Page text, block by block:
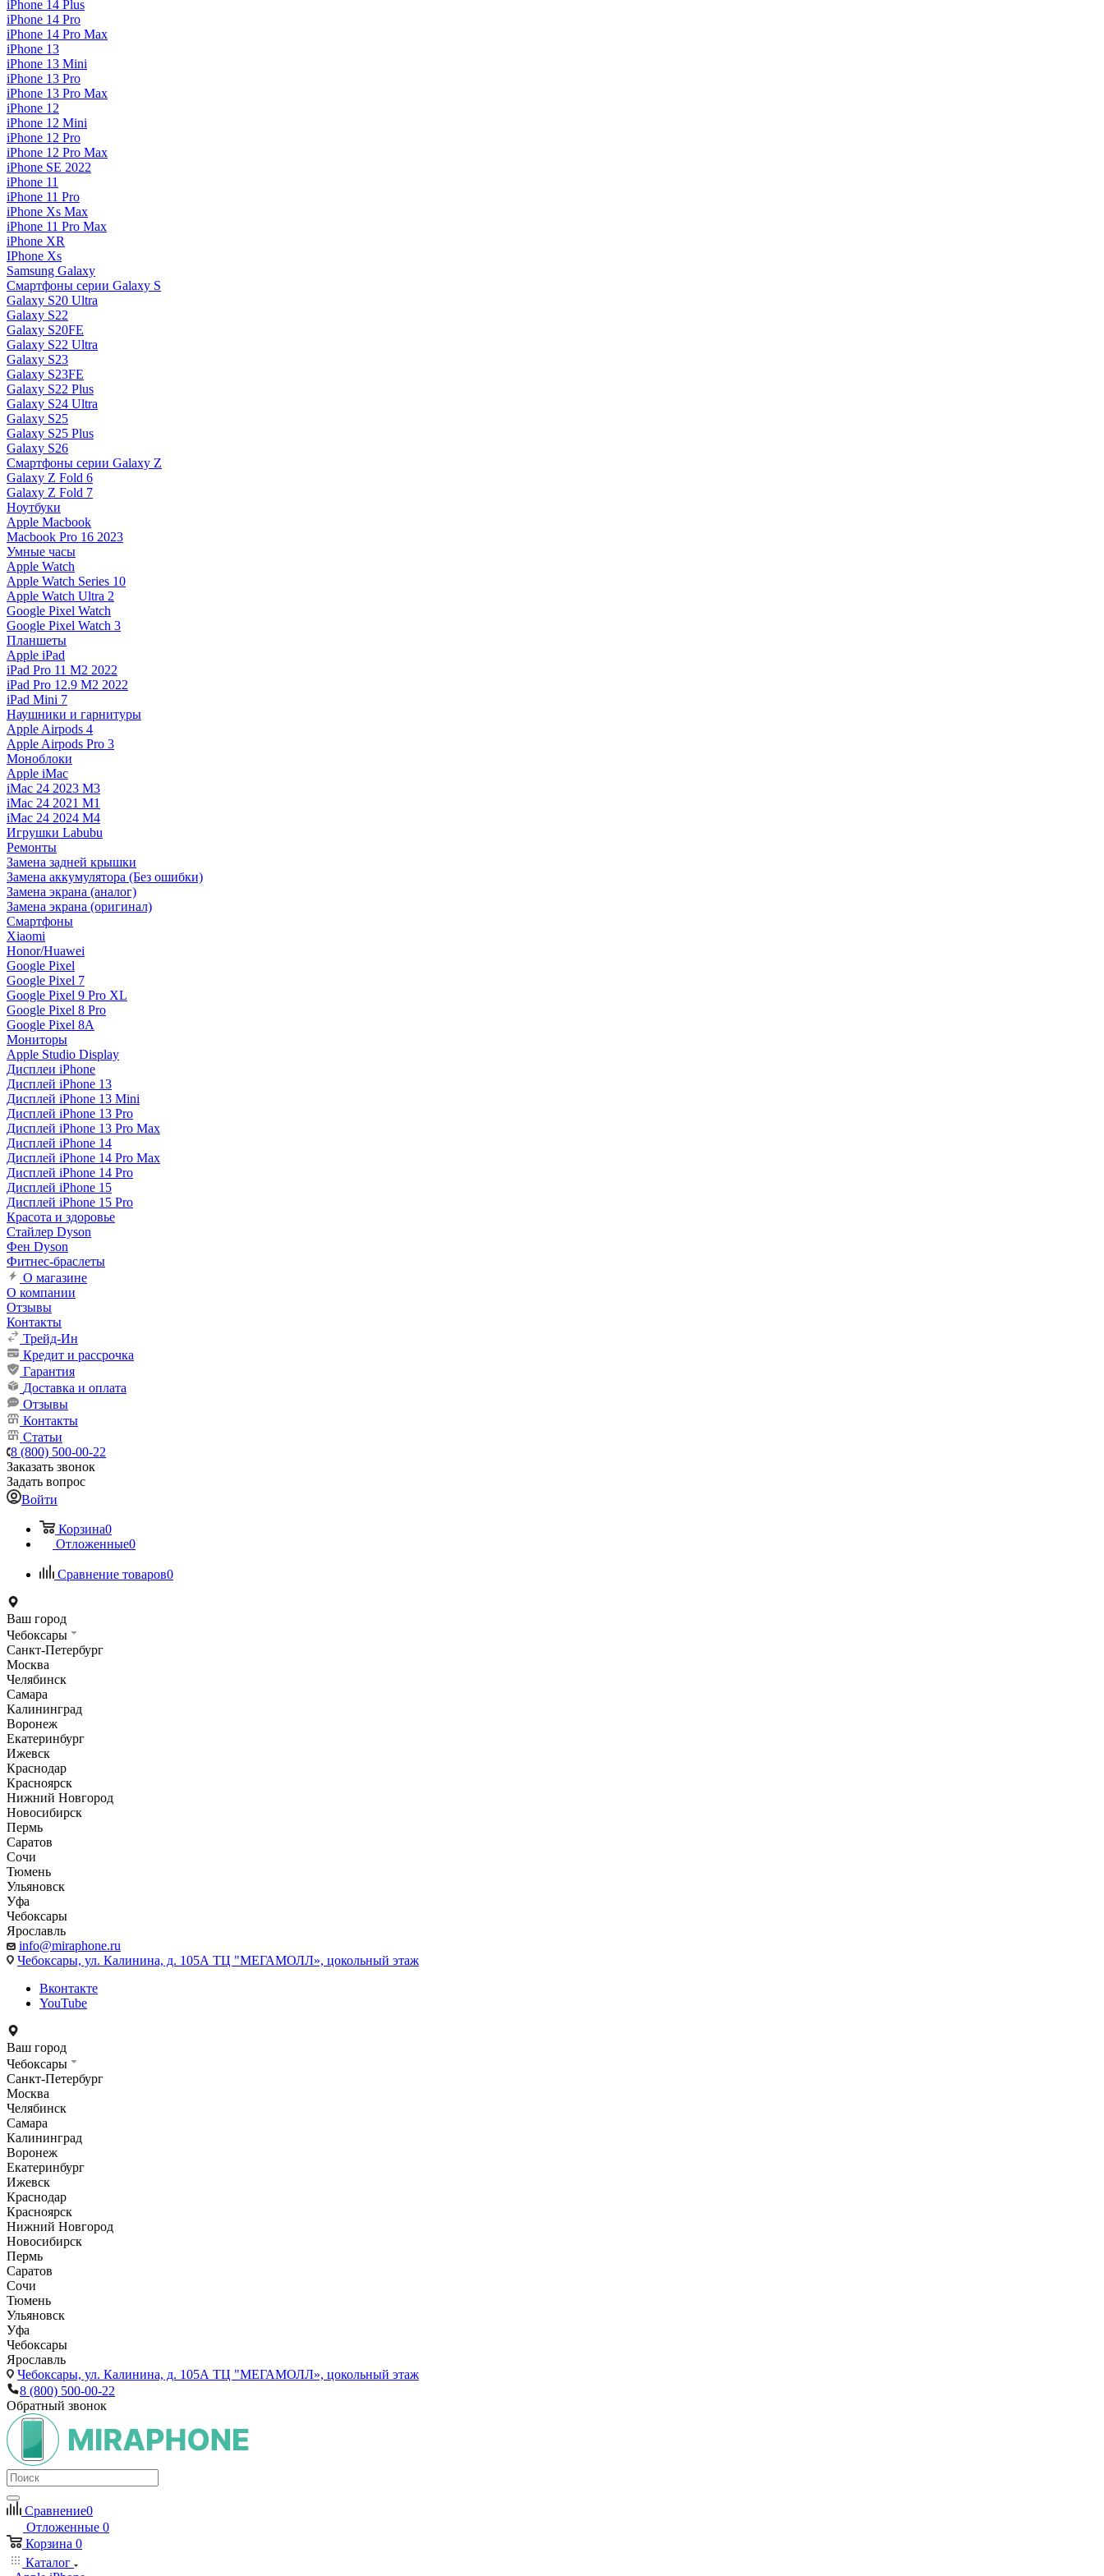
iPhone 14 Plus
iPhone 14 Pro
iPhone 14 Pro Max
iPhone 13
iPhone 13 Mini
iPhone 13 Pro
iPhone 13 Pro Max
iPhone 12
iPhone 12 Mini
iPhone 12 Pro
iPhone 12 Pro Max
iPhone SE 2022
iPhone 11
iPhone 11 Pro
iPhone Xs Max
iPhone 11 Pro Max
iPhone XR
IPhone Xs
Samsung Galaxy
Смартфоны серии Galaxy S
Galaxy S20 Ultra
Galaxy S22
Galaxy S20FE
Galaxy S22 Ultra
Galaxy S23
Galaxy S23FE
Galaxy S22 Plus
Galaxy S24 Ultra
Galaxy S25
Galaxy S25 Plus
Galaxy S26
Смартфоны серии Galaxy Z
Galaxy Z Fold 6
Galaxy Z Fold 7
Ноутбуки
Apple Macbook
Macbook Pro 16 2023
Умные часы
Apple Watch
Apple Watch Series 10
Apple Watch Ultra 2
Google Pixel Watch
Google Pixel Watch 3
Планшеты
Apple iPad
iPad Pro 11 M2 2022
iPad Pro 12.9 M2 2022
iPad Mini 7
Наушники и гарнитуры
Apple Airpods 4
Apple Airpods Pro 3
Моноблоки
Apple iMac
iMac 24 2023 M3
iMac 24 2021 M1
iMac 24 2024 M4
Игрушки Labubu
Ремонты
Замена задней крышки
Замена аккумулятора (Без ошибки)
Замена экрана (аналог)
Замена экрана (оригинал)
Смартфоны
Xiaomi
Honor/Huawei
Google Pixel
Google Pixel 7
Google Pixel 9 Pro XL
Google Pixel 8 Pro
Google Pixel 8A
Мониторы
Apple Studio Display
Дисплеи iPhone
Дисплей iPhone 13
Дисплей iPhone 13 Mini
Дисплей iPhone 13 Pro
Дисплей iPhone 13 Pro Max
Дисплей iPhone 14
Дисплей iPhone 14 Pro Max
Дисплей iPhone 14 Pro
Дисплей iPhone 15
Дисплей iPhone 15 Pro
Красота и здоровье
Стайлер Dyson
Фен Dyson
Фитнес-браслеты
О магазине
О компании
Отзывы
Контакты
Трейд-Ин
Кредит и рассрочка
Гарантия
Доставка и оплата
Отзывы
Контакты
Статьи
8 (800) 500-00-22
Заказать звонок
Задать вопрос
Войти
Корзина0
Отложенные0
Сравнение товаров0
Ваш город
Чебоксары
Санкт-Петербург
Москва
Челябинск
Самара
Калининград
Воронеж
Екатеринбург
Ижевск
Краснодар
Красноярск
Нижний Новгород
Новосибирск
Пермь
Саратов
Сочи
Тюмень
Ульяновск
Уфа
Чебоксары
Ярославль
info@miraphone.ru
Чебоксары, ул. Калинина, д. 105А ТЦ "МЕГАМОЛЛ», цокольный этаж
Вконтакте
YouTube
Ваш город
Чебоксары
Санкт-Петербург
Москва
Челябинск
Самара
Калининград
Воронеж
Екатеринбург
Ижевск
Краснодар
Красноярск
Нижний Новгород
Новосибирск
Пермь
Саратов
Сочи
Тюмень
Ульяновск
Уфа
Чебоксары
Ярославль
Чебоксары, ул. Калинина, д. 105А ТЦ "МЕГАМОЛЛ», цокольный этаж
8 (800) 500-00-22
Обратный звонок
Сравнение0
Отложенные 0
Корзина 0
Каталог